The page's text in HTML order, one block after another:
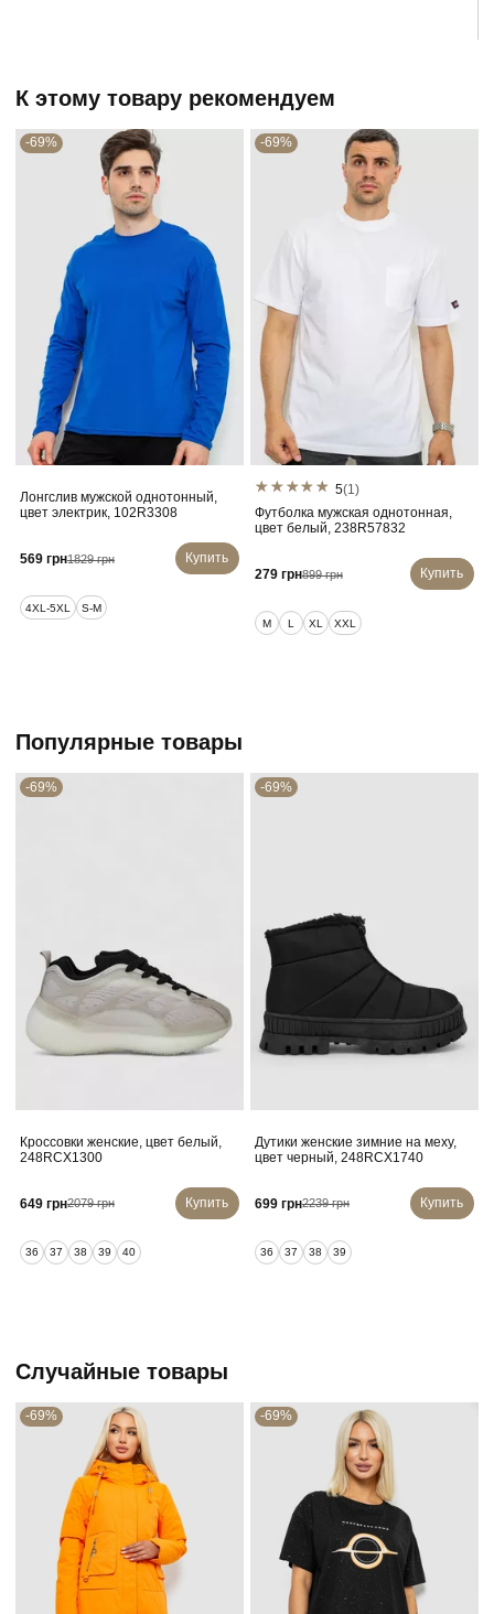
К этому товару рекомендуем
-69%
Лонгслив мужской однотонный,
цвет электрик, 102R3308
569 грн1829 грн Купить
4XL-5XL S-M
-69%
5(1)
Футболка мужская однотонная,
цвет белый, 238R57832
279 грн899 грн Купить
M L XL XXL
Популярные товары
-69%
Кроссовки женские, цвет белый,
248RCX1300
649 грн2079 грн Купить
36 37 38 39 40
-69%
Дутики женские зимние на меху,
цвет черный, 248RCX1740
699 грн2239 грн Купить
36 37 38 39
Случайные товары
-69% -69%